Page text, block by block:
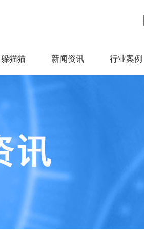
躲猫猫 新闻资讯 行业案例